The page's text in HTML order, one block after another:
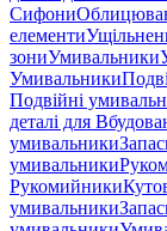
Сифони
елементи
зониУмивальники
Умивальники
Подвійні
деталі для
умивальники
умивальники
Рукомийники
умивальники